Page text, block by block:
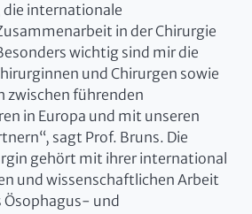
internationale
in der Chirurgie
wichtig sind mir die
und Chirurgen sowie
zwischen führenden
in Europa und mit unseren
sagt Prof. Bruns. Die
gehört mit ihrer international
und wissenschaftlichen Arbeit
Ösophagus- und